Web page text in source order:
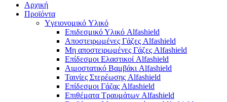
Αρχική
Προϊόντα
Yγειονομικό Yλικό
Επιδεσμικό Υλικό Alfashield
Αποστειρωμένες Γάζες Alfashield
Μη αποστειρωμένες Γάζες Alfashield
Επίδεσμοι Ελαστικοί Alfashield
Αιμοστατικό Βαμβάκι Alfashield
Ταινίες Στερέωσης Alfashield
Επίδεσμοι Γάζας Alfashield
Επιθέματα Τραυμάτων Alfashield